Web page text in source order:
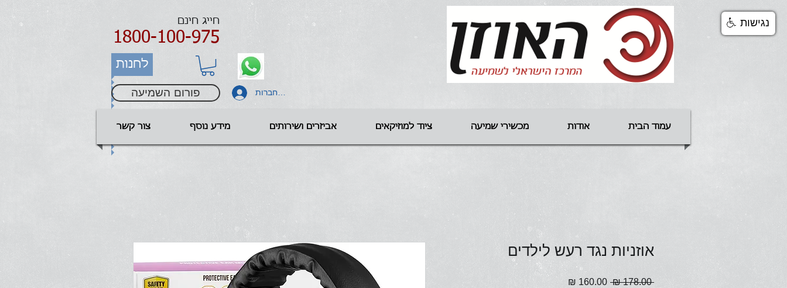
חייג חינם
1800-100-975
לחנות
פורום השמיעה להתחברות
צור קשר מידע נוסף אביזרים ושירותים ציוד למוזיקאים מכשירי שמיעה אודות עמוד הבית
אוזניות נגד רעש לילדים
‏178.00 ‏₪
מחיר
נגישות